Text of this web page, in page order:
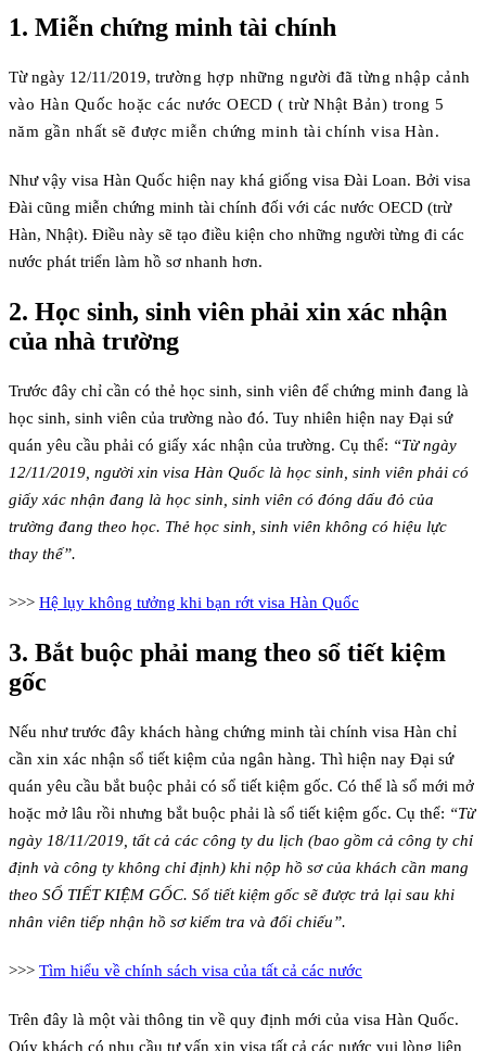
1. Miễn chứng minh tài chính
Từ ngày 12/11/2019, trường hợp những người đã từng nhập cảnh
vào Hàn Quốc hoặc các nước OECD ( trừ Nhật Bản) trong 5
năm gần nhất sẽ được miễn chứng minh tài chính visa Hàn.
Như vậy visa Hàn Quốc hiện nay khá giống visa Đài Loan. Bởi visa
Đài cũng miễn chứng minh tài chính đối với các nước OECD (trừ
Hàn, Nhật). Điều này sẽ tạo điều kiện cho những người từng đi các
nước phát triển làm hồ sơ nhanh hơn.
2. Học sinh, sinh viên phải xin xác nhận
của nhà trường
Trước đây chỉ cần có thẻ học sinh, sinh viên để chứng minh đang là
học sinh, sinh viên của trường nào đó. Tuy nhiên hiện nay Đại sứ
quán yêu cầu phải có giấy xác nhận của trường. Cụ thể: “Từ ngày
12/11/2019, người xin visa Hàn Quốc là học sinh, sinh viên phải có
giấy xác nhận đang là học sinh, sinh viên có đóng dấu đỏ của
trường đang theo học. Thẻ học sinh, sinh viên không có hiệu lực
thay thế”.
>>> Hệ lụy không tưởng khi bạn rớt visa Hàn Quốc
3. Bắt buộc phải mang theo sổ tiết kiệm
gốc
Nếu như trước đây khách hàng chứng minh tài chính visa Hàn chỉ
cần xin xác nhận sổ tiết kiệm của ngân hàng. Thì hiện nay Đại sứ
quán yêu cầu bắt buộc phải có sổ tiết kiệm gốc. Có thể là sổ mới mở
hoặc mở lâu rồi nhưng bắt buộc phải là sổ tiết kiệm gốc. Cụ thể: “Từ
ngày 18/11/2019, tất cả các công ty du lịch (bao gồm cả công ty chỉ
định và công ty không chỉ định) khi nộp hồ sơ của khách cần mang
theo SỔ TIẾT KIỆM GỐC. Sổ tiết kiệm gốc sẽ được trả lại sau khi
nhân viên tiếp nhận hồ sơ kiểm tra và đối chiếu”.
>>> Tìm hiểu về chính sách visa của tất cả các nước
Trên đây là một vài thông tin về quy định mới của visa Hàn Quốc.
Qúy khách có nhu cầu tư vấn xin visa tất cả các nước vui lòng liên